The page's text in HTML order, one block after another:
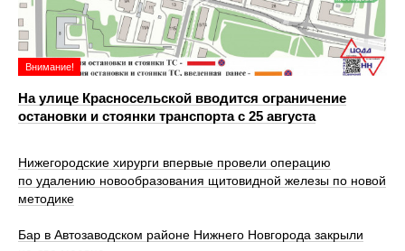
Внимание!
На улице Красносельской вводится ограничение
остановки и стоянки транспорта с 25 августа
Нижегородские хирурги впервые провели операцию
по удалению новообразования щитовидной железы по новой
методике
Бар в Автозаводском районе Нижнего Новгорода закрыли